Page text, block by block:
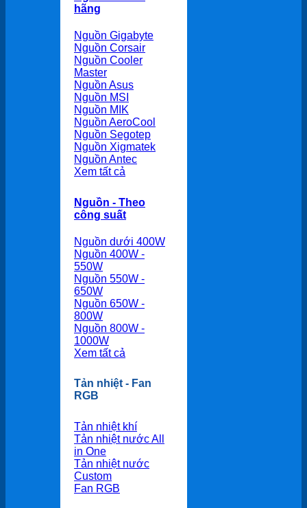
hãng
Nguồn Gigabyte
Nguồn Corsair
Nguồn Cooler
Master
Nguồn Asus
Nguồn MSI
Nguồn MIK
Nguồn AeroCool
Nguồn Segotep
Nguồn Xigmatek
Nguồn Antec
Xem tất cả
Nguồn - Theo
công suất
Nguồn dưới 400W
Nguồn 400W -
550W
Nguồn 550W -
650W
Nguồn 650W -
800W
Nguồn 800W -
1000W
Xem tất cả
Tản nhiệt - Fan
RGB
Tản nhiệt khí
Tản nhiệt nước All
in One
Tản nhiệt nước
Custom
Fan RGB